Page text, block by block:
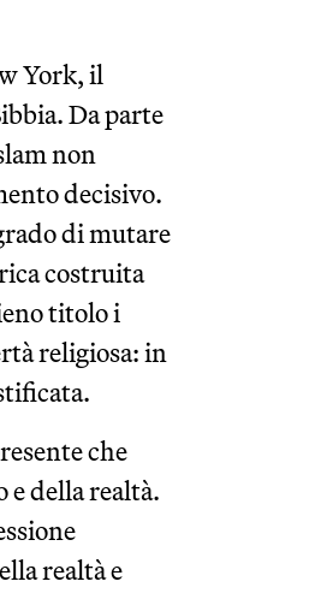
York, il
Da parte
non
decisivo.
di mutare
costruita
titolo i
religiosa: in
che
e della realtà.
realtà e